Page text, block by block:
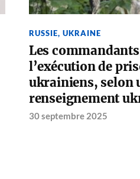
RUSSIE, UKRAINE
Les
l’exécution de
ukrainiens, selon
renseignement
30 septembre 2025